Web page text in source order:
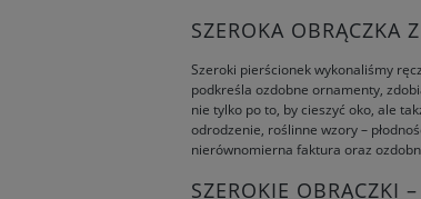
SZEROKA OBRĄCZKA
Szeroki pierścionek wykonaliśmy
podkreśla ozdobne ornamenty,
nie tylko po to, by cieszyć oko, ale
odrodzenie, roślinne wzory –
nierównomierna faktura oraz
SZEROKIE OBRĄCZKI